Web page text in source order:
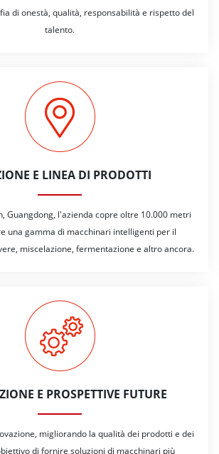
di onestà, qualità, responsabilità e rispetto del
talento.
E LINEA DI PRODOTTI
Guangdong, l'azienda copre oltre 10.000 metri
una gamma di macchinari intelligenti per il
miscelazione, fermentazione e altro ancora.
E PROSPETTIVE FUTURE
migliorando la qualità dei prodotti e dei
di fornire soluzioni di macchinari più